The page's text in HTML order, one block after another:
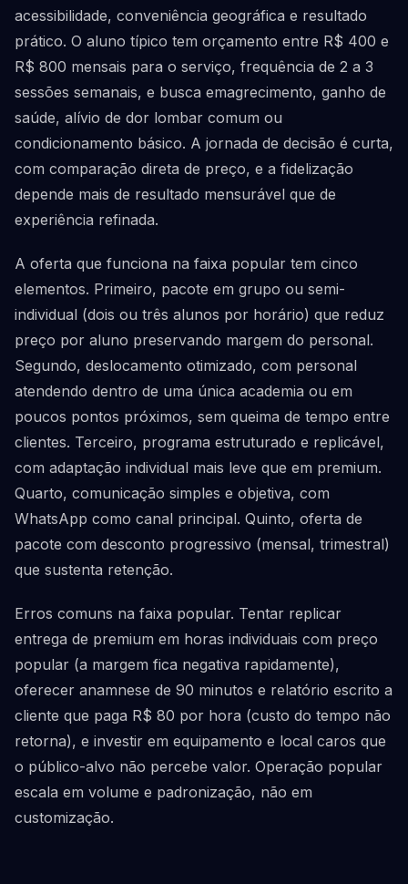
acessibilidade, conveniência geográfica e resultado
prático. O aluno típico tem orçamento entre R$ 400 e
R$ 800 mensais para o serviço, frequência de 2 a 3
sessões semanais, e busca emagrecimento, ganho de
saúde, alívio de dor lombar comum ou
condicionamento básico. A jornada de decisão é curta,
com comparação direta de preço, e a fidelização
depende mais de resultado mensurável que de
experiência refinada.
A oferta que funciona na faixa popular tem cinco
elementos. Primeiro, pacote em grupo ou semi-
individual (dois ou três alunos por horário) que reduz
preço por aluno preservando margem do personal.
Segundo, deslocamento otimizado, com personal
atendendo dentro de uma única academia ou em
poucos pontos próximos, sem queima de tempo entre
clientes. Terceiro, programa estruturado e replicável,
com adaptação individual mais leve que em premium.
Quarto, comunicação simples e objetiva, com
WhatsApp como canal principal. Quinto, oferta de
pacote com desconto progressivo (mensal, trimestral)
que sustenta retenção.
Erros comuns na faixa popular. Tentar replicar
entrega de premium em horas individuais com preço
popular (a margem fica negativa rapidamente),
oferecer anamnese de 90 minutos e relatório escrito a
cliente que paga R$ 80 por hora (custo do tempo não
retorna), e investir em equipamento e local caros que
o público-alvo não percebe valor. Operação popular
escala em volume e padronização, não em
customização.